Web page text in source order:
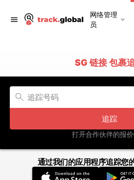
网络管理
员
SG 链接 包裹
追踪
打开合作伙伴的报价
通过我们的应用程序追踪您